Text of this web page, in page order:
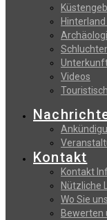
Videos
Kontakt
Kontakt
Nützliche
Wo Sie
Bewerten